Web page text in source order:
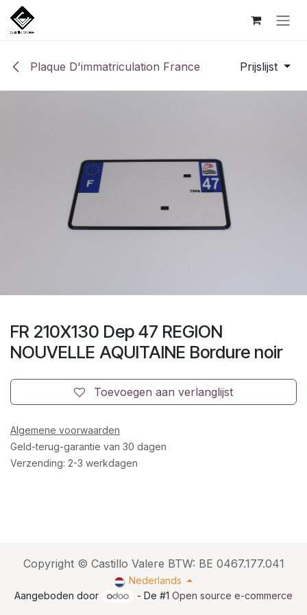
Overslaan naar inhoud
Plaque D'immatriculation France Prijslijst
FR 210X130 Dep 47 REGION
NOUVELLE AQUITAINE Bordure noir
Toevoegen aan verlanglijst
Algemene voorwaarden
Geld-terug-garantie van 30 dagen
Verzending: 2-3 werkdagen
Copyright © Castillo Valere BTW: BE 0467.177.041
Nederlands
Aangeboden door
- De #1Open source e-commerce